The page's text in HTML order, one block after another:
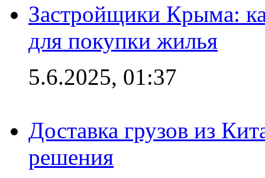
Застройщики Крыма:
для покупки жилья
5.6.2025, 01:37
Доставка грузов из
решения